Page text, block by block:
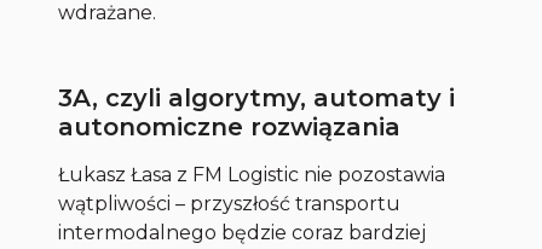
wdrażane.
3A, czyli algorytmy, automaty i
autonomiczne rozwiązania
Łukasz Łasa z FM Logistic nie pozostawia
wątpliwości – przyszłość transportu
intermodalnego będzie coraz bardziej